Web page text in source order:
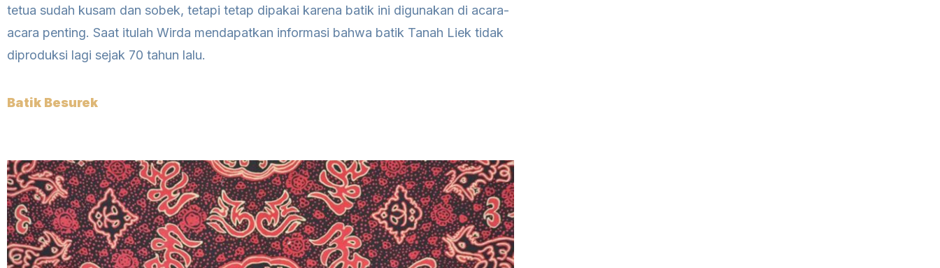
tetua sudah kusam dan sobek, tetapi tetap dipakai karena batik ini digunakan di acara-
acara penting. Saat itulah Wirda mendapatkan informasi bahwa batik Tanah Liek tidak
diproduksi lagi sejak 70 tahun lalu.
Batik Besurek